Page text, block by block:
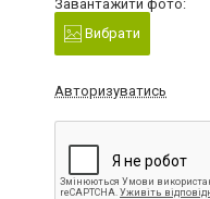
Завантажити фото:
Вибрати
Авторизуватись